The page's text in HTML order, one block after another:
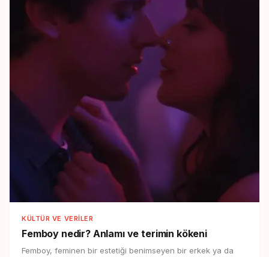
KÜLTÜR VE VERILER
Femboy nedir? Anlamı ve terimin kökeni
Femboy, feminen bir estetiği benimseyen bir erkek ya da